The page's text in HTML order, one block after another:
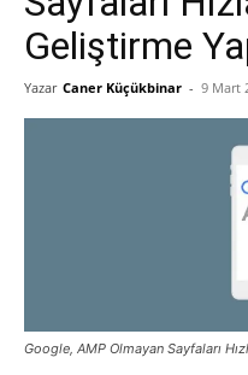
Geliştirme
Yazar Caner Küçükbinar - 9 Mart
Google, AMP Olmayan Sayfaları